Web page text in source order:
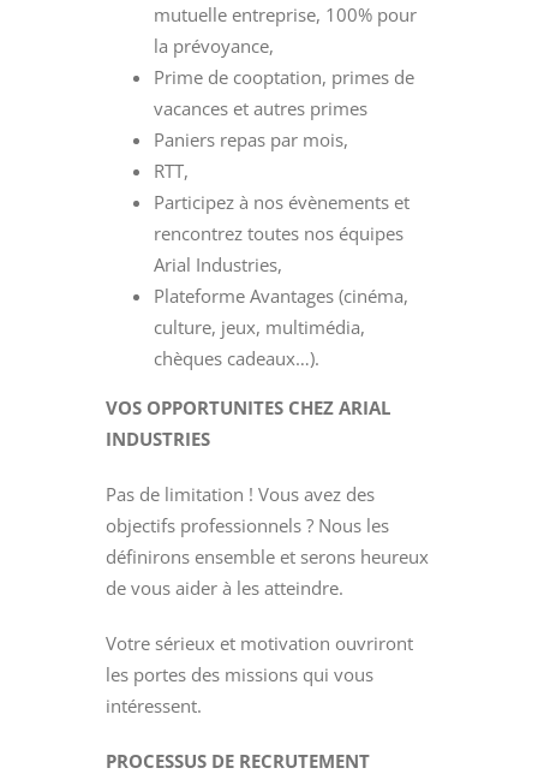
mutuelle entreprise, 100% pour
la prévoyance,
Prime de cooptation, primes de
vacances et autres primes
Paniers repas par mois,
RTT,
Participez à nos évènements et
rencontrez toutes nos équipes
Arial Industries,
Plateforme Avantages (cinéma,
culture, jeux, multimédia,
chèques cadeaux…).
VOS OPPORTUNITES CHEZ ARIAL
INDUSTRIES
Pas de limitation ! Vous avez des
objectifs professionnels ? Nous les
définirons ensemble et serons heureux
de vous aider à les atteindre.
Votre sérieux et motivation ouvriront
les portes des missions qui vous
intéressent.
PROCESSUS DE RECRUTEMENT